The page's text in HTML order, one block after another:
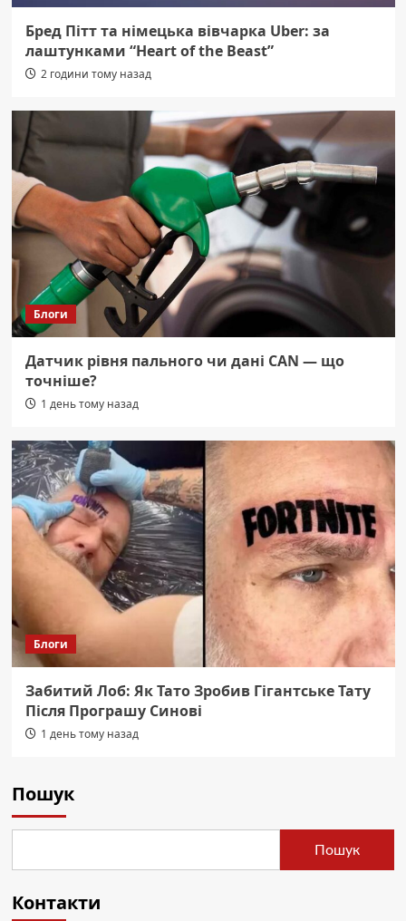
Бред Пітт та німецька вівчарка Uber: за
лаштунками “Heart of the Beast”
2 години тому назад
Блоги
Датчик рівня пального чи дані CAN — що
точніше?
1 день тому назад
Блоги
Забитий Лоб: Як Тато Зробив Гігантське Тату
Після Програшу Синові
1 день тому назад
Пошук
Пошук
Контакти